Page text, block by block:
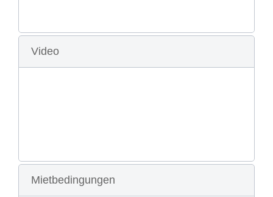
Video
Mietbedingungen